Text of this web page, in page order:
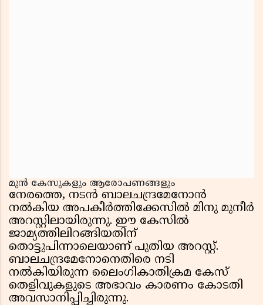
മുൻ കേസുകളും ആരോപണങ്ങളും
നേരത്തെ, നടൻ ബാലചന്ദ്രമേനോൻ
നൽകിയ അപകീർത്തിക്കേസിൽ മിനു മുനീർ
അറസ്റ്റിലായിരുന്നു. ഈ കേസിൽ
ജാമ്യത്തിലിറങ്ങിയതിന്
തൊട്ടുപിന്നാലെയാണ് പുതിയ അറസ്റ്റ്.
ബാലചന്ദ്രമേനോനെതിരെ നടി
നൽകിയിരുന്ന ലൈംഗികാതിക്രമ കേസ്
തെളിവുകളുടെ അഭാവം കാരണം കോടതി
അവസാനിപ്പിച്ചിരുന്നു.